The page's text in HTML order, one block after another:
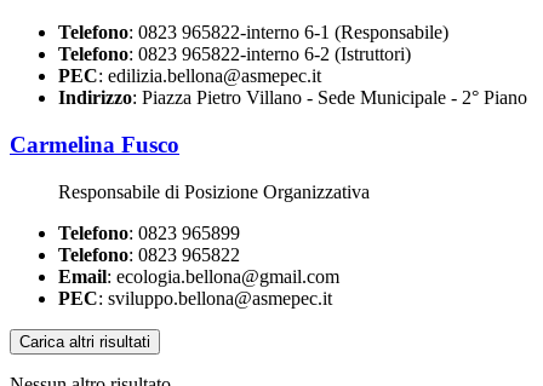
Telefono: 0823 965822-interno 6-1 (Responsabile)
Telefono: 0823 965822-interno 6-2 (Istruttori)
PEC: edilizia.bellona@asmepec.it
Indirizzo: Piazza Pietro Villano - Sede Municipale - 2° Piano
Carmelina Fusco
Responsabile di Posizione Organizzativa
Telefono: 0823 965899
Telefono: 0823 965822
Email: ecologia.bellona@gmail.com
PEC: sviluppo.bellona@asmepec.it
Carica altri risultati